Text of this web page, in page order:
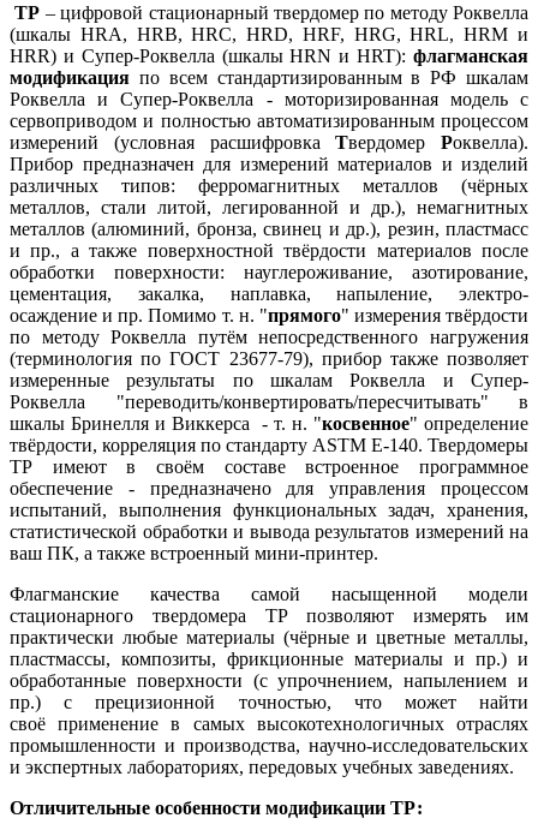
ТР – цифровой стационарный твердомер по методу Роквелла
(шкалы HRA, HRB, HRC, HRD, HRF, HRG, HRL, HRM и
HRR) и Супер-Роквелла (шкалы HRN и HRT): флагманская
модификация по всем стандартизированным в РФ шкалам
Роквелла и Супер-Роквелла - моторизированная модель с
сервоприводом и полностью автоматизированным процессом
измерений (условная расшифровкаТвердомер Роквелла).
Прибор предназначен для измерений материалов и изделий
различных типов: ферромагнитных металлов (чёрных
металлов, стали литой, легированной и др.), немагнитных
металлов (алюминий, бронза, свинец и др.), резин, пластмасс
и пр., а также поверхностной твёрдости материалов после
обработки поверхности: науглероживание, азотирование,
цементация, закалка, наплавка, напыление, электро-
осаждение и пр. Помимо т. н. "прямого" измерения твёрдости
по методу Роквелла путём непосредственного нагружения
(терминология по ГОСТ 23677-79), прибор также позволяет
измеренные результаты по шкалам Роквелла и Супер-
Роквелла "переводить/конвертировать/пересчитывать" в
шкалы Бринелля и Виккерса - т. н. "косвенное" определение
твёрдости, корреляция по стандарту ASTM E-140. Твердомеры
ТР имеют в своём составе встроенное программное
обеспечение - предназначено для управления процессом
испытаний, выполнения функциональных задач, хранения,
статистической обработки и вывода результатов измерений на
ваш ПК, а также встроенный мини-принтер.
Флагманские качества самой насыщенной модели
стационарного твердомера ТР позволяют измерять им
практически любые материалы (чёрные и цветные металлы,
пластмассы, композиты, фрикционные материалы и пр.) и
обработанные поверхности (с упрочнением, напылением и
пр.) с прецизионной точностью, что может найти
своё применение в самых высокотехнологичных отраслях
промышленности и производства, научно-исследовательских
и экспертных лабораториях, передовых учебных заведениях.
Отличительные особенности модификации ТР: